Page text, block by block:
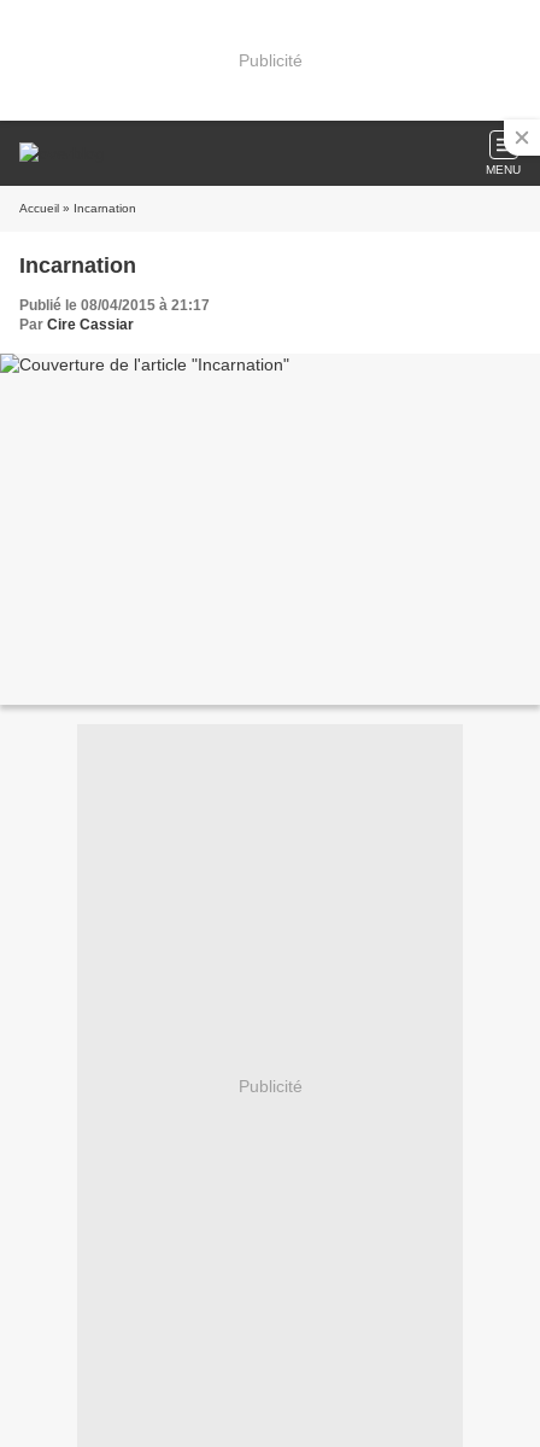
Publicité
MENU
Accueil » Incarnation
Incarnation
Publié le 08/04/2015 à 21:17
Par Cire Cassiar
Publicité